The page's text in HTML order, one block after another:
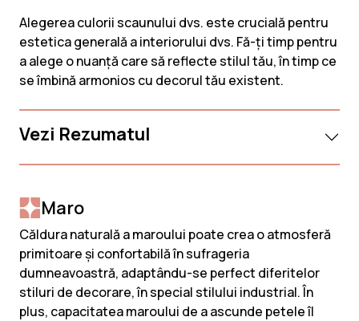
Alegerea culorii scaunului dvs. este crucială pentru
estetica generală a interiorului dvs. Fă-ți timp pentru
a alege o nuanță care să reflecte stilul tău, în timp ce
se îmbină armonios cu decorul tău existent.
Vezi Rezumatul
Maro
Căldura naturală a maroului poate crea o atmosferă
primitoare și confortabilă în sufrageria
dumneavoastră, adaptându-se perfect diferitelor
stiluri de decorare, în special stilului industrial. În
plus, capacitatea maroului de a ascunde petele îl